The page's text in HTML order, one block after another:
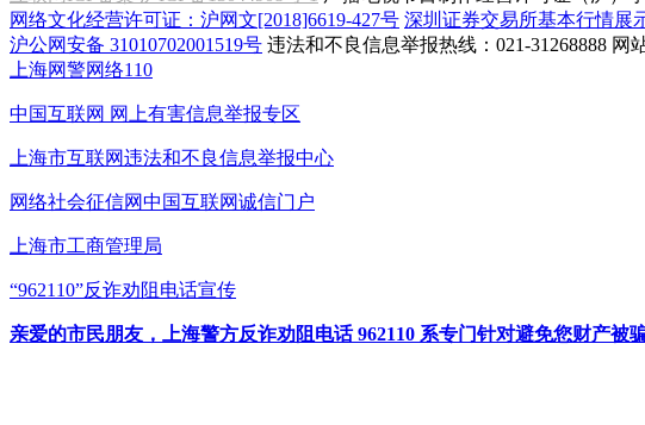
网络文化经营许可证：沪网文[2018]6619-427号 深圳证券交易所基本行情展
沪公网安备 31010702001519号 违法和不良信息举报热线：021-31268888 网
上海网警网络110
中国互联网 网上有害信息举报专区
上海市互联网违法和不良信息举报中心
网络社会征信网中国互联网诚信门户
上海市工商管理局
“962110”反诈劝阻电话宣传
亲爱的市民朋友，上海警方反诈劝阻电话 962110 系专门针对避免您财产被